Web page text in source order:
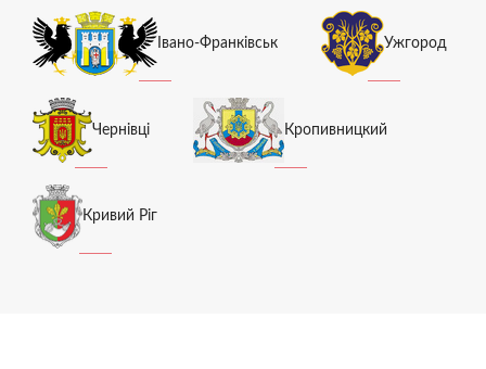
Івано-Франківськ Ужгород
Чернівці Кропивницкий
Кривий Ріг